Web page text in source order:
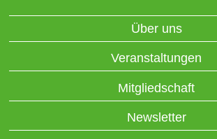
Über uns
Veranstaltungen
Mitgliedschaft
Newsletter